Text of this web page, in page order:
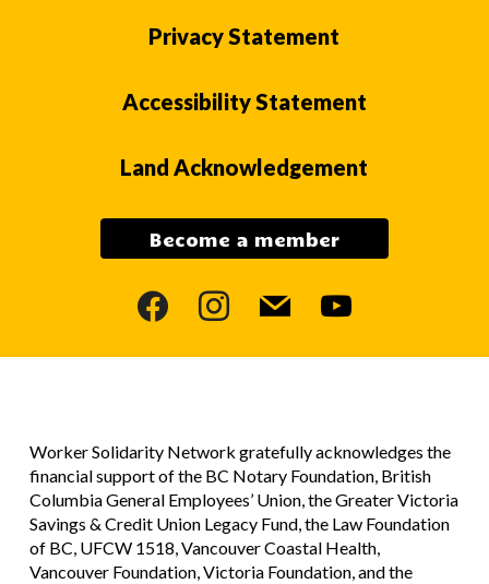
Privacy Statement
Accessibility Statement
Land Acknowledgement
Become a member
facebookinstagram
mail youtube
Worker Solidarity Network gratefully acknowledges the
financial support of the BC Notary Foundation, British
Columbia General Employees’ Union, the Greater Victoria
Savings & Credit Union Legacy Fund, the Law Foundation
of BC, UFCW 1518, Vancouver Coastal Health,
Vancouver Foundation, Victoria Foundation, and the